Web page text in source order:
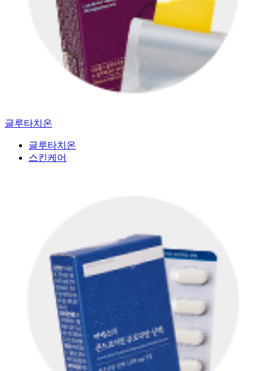
글루타치온
글루타치온
스킨케어